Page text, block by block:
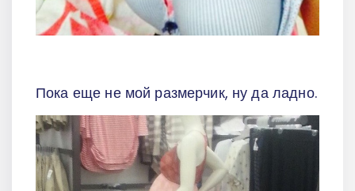
Пока еще не мой размерчик, ну да ладно.